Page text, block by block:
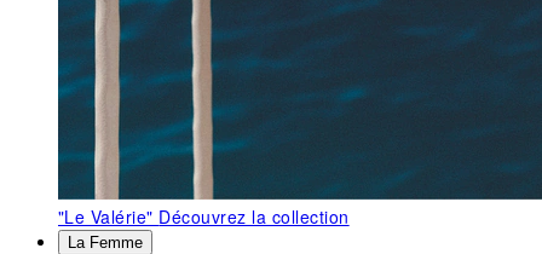
"Le Valérie" Découvrez la collection
La Femme